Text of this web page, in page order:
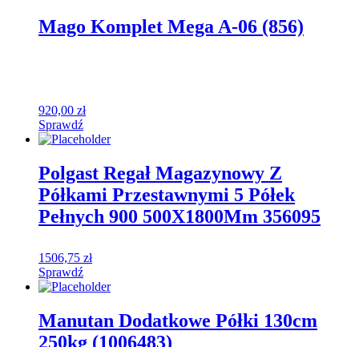
Mago Komplet Mega A-06 (856)
920,00 zł
Sprawdź
Polgast Regał Magazynowy Z
Półkami Przestawnymi 5 Półek
Pełnych 900 500X1800Mm 356095
1506,75 zł
Sprawdź
Manutan Dodatkowe Półki 130cm
250kg (1006483)